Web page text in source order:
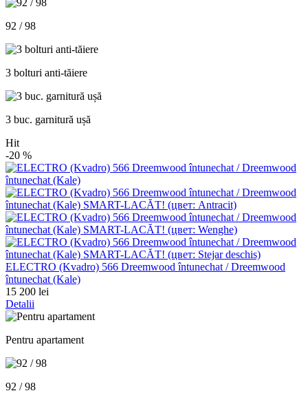
92 / 98
3 bolturi anti-tăiere
3 buc. garnitură ușă
Hit
-20 %
ELECTRO (Kvadro) 566 Dreemwood întunechat / Dreemwood
întunechat (Kale)
15 200 lei
Detalii
Pentru apartament
92 / 98